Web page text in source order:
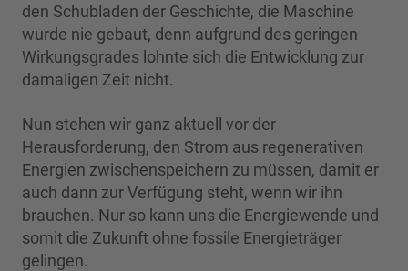
den Schubladen der Geschichte, die Maschine
wurde nie gebaut, denn aufgrund des geringen
Wirkungsgrades lohnte sich die Entwicklung zur
damaligen Zeit nicht.
Nun stehen wir ganz aktuell vor der
Herausforderung, den Strom aus regenerativen
Energien zwischenspeichern zu müssen, damit er
auch dann zur Verfügung steht, wenn wir ihn
brauchen. Nur so kann uns die Energiewende und
somit die Zukunft ohne fossile Energieträger
gelingen.